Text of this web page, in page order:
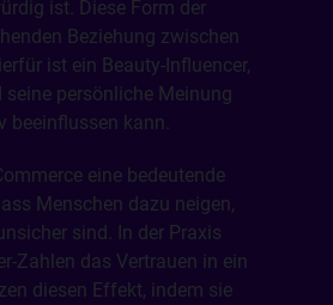
ist. Diese Form der
Beziehung zwischen
ist ein Beauty-Influencer,
persönliche Meinung
beeinflussen kann.
eine bedeutende
Menschen dazu neigen,
sind. In der Praxis
Zahlen das Vertrauen in ein
diesen Effekt, indem sie